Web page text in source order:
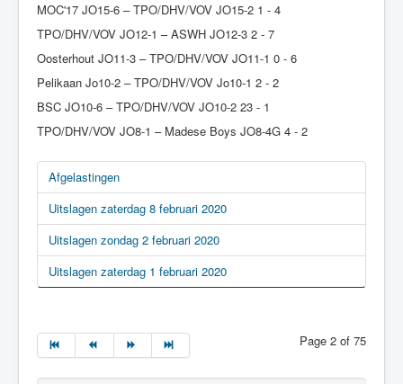
MOC'17 JO15-6 – TPO/DHV/VOV JO15-2 1 - 4
TPO/DHV/VOV JO12-1 – ASWH JO12-3 2 - 7
Oosterhout JO11-3 – TPO/DHV/VOV JO11-1 0 - 6
Pelikaan Jo10-2 – TPO/DHV/VOV Jo10-1 2 - 2
BSC JO10-6 – TPO/DHV/VOV JO10-2 23 - 1
TPO/DHV/VOV JO8-1 – Madese Boys JO8-4G 4 - 2
Afgelastingen
Uitslagen zaterdag 8 februari 2020
Uitslagen zondag 2 februari 2020
Uitslagen zaterdag 1 februari 2020
Page 2 of 75